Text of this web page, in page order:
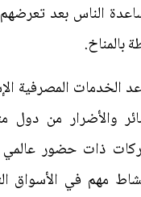
الناس بعد تعرضهم
بالمناخ.
الخدمات المصرفية
والأضرار من دول
ذات حضور عالمي
مهم في الأسواق